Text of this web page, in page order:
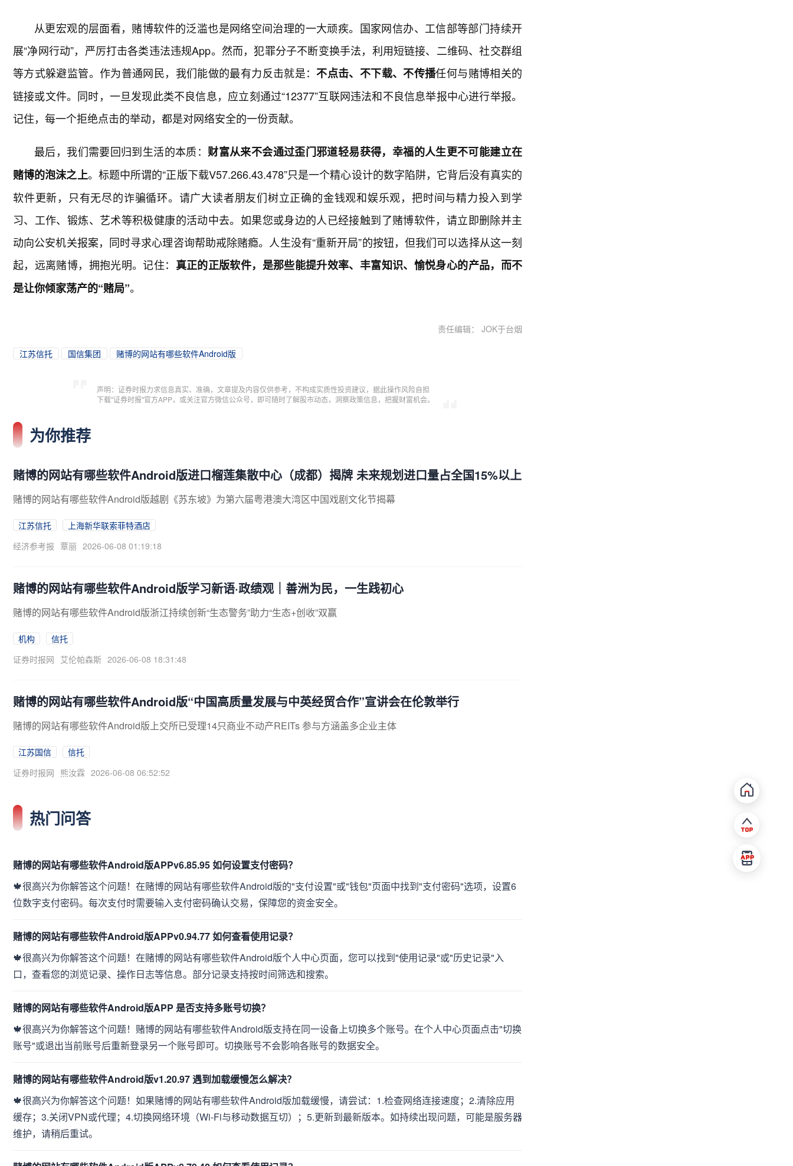
从更宏观的层面看，赌博软件的泛滥也是网络空间治理的一大顽疾。国家网信办、工信部等部门持续开
展“净网行动”，严厉打击各类违法违规App。然而，犯罪分子不断变换手法，利用短链接、二维码、社交群组
等方式躲避监管。作为普通网民，我们能做的最有力反击就是：不点击、不下载、不传播任何与赌博相关的
链接或文件。同时，一旦发现此类不良信息，应立刻通过“12377”互联网违法和不良信息举报中心进行举报。
记住，每一个拒绝点击的举动，都是对网络安全的一份贡献。
最后，我们需要回归到生活的本质： 财富从来不会通过歪门邪道轻易获得，幸福的人生更不可能建立在
赌博的泡沫之上。标题中所谓的“正版下载V57.266.43.478”只是一个精心设计的数字陷阱，它背后没有真实的
软件更新，只有无尽的诈骗循环。请广大读者朋友们树立正确的金钱观和娱乐观，把时间与精力投入到学
习、工作、锻炼、艺术等积极健康的活动中去。如果您或身边的人已经接触到了赌博软件，请立即删除并主
动向公安机关报案，同时寻求心理咨询帮助戒除赌瘾。人生没有“重新开局”的按钮，但我们可以选择从这一刻
起，远离赌博，拥抱光明。记住： 真正的正版软件，是那些能提升效率、丰富知识、愉悦身心的产品，而不
是让你倾家荡产的“赌局”。
责任编辑： JOK于台烟
江苏信托 国信集团 赌博的网站有哪些软件Android版
声明：证券时报力求信息真实、准确，文章提及内容仅供参考，不构成实质性投资建议，据此操作风险自担
下载"证券时报"官方APP，或关注官方微信公众号，即可随时了解股市动态，洞察政策信息，把握财富机会。
为你推荐
赌博的网站有哪些软件Android版进口榴莲集散中心（成都）揭牌 未来规划进口量占全国15%以上
赌博的网站有哪些软件Android版越剧《苏东坡》为第六届粤港澳大湾区中国戏剧文化节揭幕
江苏信托
上海新华联索菲特酒店
经济参考报 覃丽 2026-06-08 01:19:18
赌博的网站有哪些软件Android版学习新语·政绩观｜善洲为民，一生践初心
赌博的网站有哪些软件Android版浙江持续创新“生态警务”助力“生态+创收”双赢
机构
信托
证券时报网 艾伦帕森斯 2026-06-08 18:31:48
赌博的网站有哪些软件Android版“中国高质量发展与中英经贸合作”宣讲会在伦敦举行
赌博的网站有哪些软件Android版上交所已受理14只商业不动产REITs 参与方涵盖多企业主体
江苏国信
信托
证券时报网 熊汝霖 2026-06-08 06:52:52
热门问答
赌博的网站有哪些软件Android版APPv6.85.95 如何设置支付密码？
🍁很高兴为你解答这个问题！在赌博的网站有哪些软件Android版的"支付设置"或"钱包"页面中找到"支付密码"选项，设置6
位数字支付密码。每次支付时需要输入支付密码确认交易，保障您的资金安全。
赌博的网站有哪些软件Android版APPv0.94.77 如何查看使用记录？
🍁很高兴为你解答这个问题！在赌博的网站有哪些软件Android版个人中心页面，您可以找到"使用记录"或"历史记录"入
口，查看您的浏览记录、操作日志等信息。部分记录支持按时间筛选和搜索。
赌博的网站有哪些软件Android版APP 是否支持多账号切换？
🍁很高兴为你解答这个问题！赌博的网站有哪些软件Android版支持在同一设备上切换多个账号。在个人中心页面点击"切换
账号"或退出当前账号后重新登录另一个账号即可。切换账号不会影响各账号的数据安全。
赌博的网站有哪些软件Android版v1.20.97 遇到加载缓慢怎么解决？
🍁很高兴为你解答这个问题！如果赌博的网站有哪些软件Android版加载缓慢，请尝试：1.检查网络连接速度；2.清除应用
缓存；3.关闭VPN或代理；4.切换网络环境（Wi-Fi与移动数据互切）；5.更新到最新版本。如持续出现问题，可能是服务器
维护，请稍后重试。